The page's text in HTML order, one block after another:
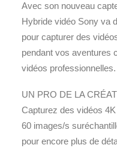
Avec son nouveau
Hybride vidéo Sony va
pour capturer des
pendant vos aventures
vidéos professionnelles.
UN PRO DE LA
Capturez des vidéos
60 images/s
pour encore plus de